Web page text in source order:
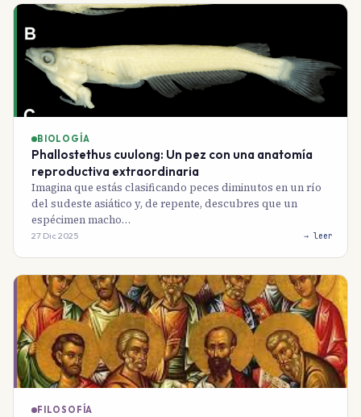
BIOLOGÍA
Phallostethus cuulong: Un pez con una anatomía
reproductiva extraordinaria
Imagina que estás clasificando peces diminutos en un río
del sudeste asiático y, de repente, descubres que un
espécimen macho…
27 Dic 2025 → leer
FILOSOFÍA